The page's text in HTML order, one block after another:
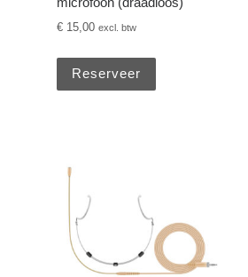
€ 15,00 excl. btw
Reserveer